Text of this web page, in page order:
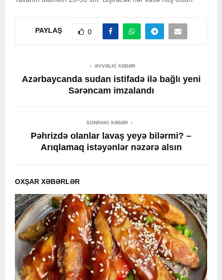
PAYLAŞ 0
ƏVVƏLKI XƏBƏR
Azərbaycanda sudan istifadə ilə bağlı yeni
Sərəncam imzalandı
SONRAKI XƏBƏR
Pəhrizdə olanlar lavaş yeyə bilərmi? –
Arıqlamaq istəyənlər nəzərə alsın
OXŞAR XƏBƏRLƏR